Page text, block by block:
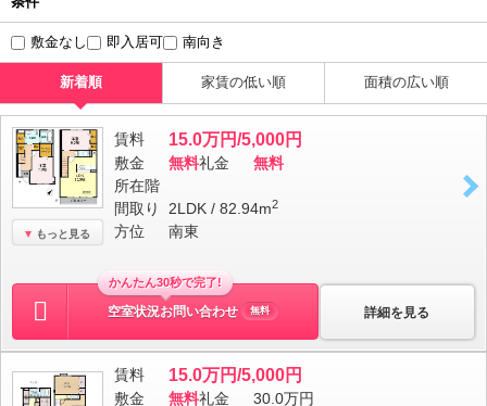
敷金なし 即入居可 南向き
新着順 家賃の低い順 面積の広い順
もっと見る
賃料 15.0万円/5,000円
敷金 無料礼金
無料
所在階
間取り
2LDK / 82.94m2
方位 南東
詳細を見る
かんたん30秒で完了!
空室状況お問い合わせ 無料
賃料 15.0万円/5,000円
敷金 無料礼金
30.0万円